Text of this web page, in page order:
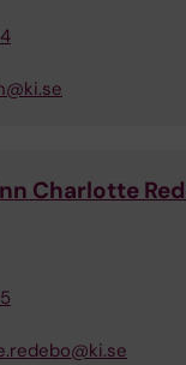
Charlotte